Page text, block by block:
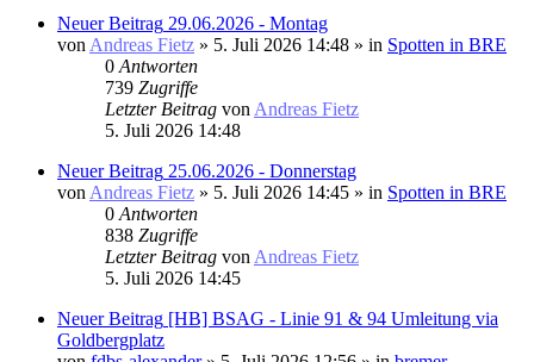
Neuer Beitrag 29.06.2026 - Montag
von Andreas Fietz » 5. Juli 2026 14:48 » in Spotten in BRE
0 Antworten
739 Zugriffe
Letzter Beitrag von Andreas Fietz
5. Juli 2026 14:48
Neuer Beitrag 25.06.2026 - Donnerstag
von Andreas Fietz » 5. Juli 2026 14:45 » in Spotten in BRE
0 Antworten
838 Zugriffe
Letzter Beitrag von Andreas Fietz
5. Juli 2026 14:45
Neuer Beitrag [HB] BSAG - Linie 91 & 94 Umleitung via
Goldbergplatz